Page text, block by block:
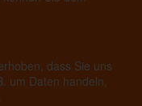
dass Sie uns
um Daten handeln,